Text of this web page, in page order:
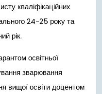
кваліфікаційних
24-25 року та
рік.
освітньої
зварювання
вищої освіти доцентом